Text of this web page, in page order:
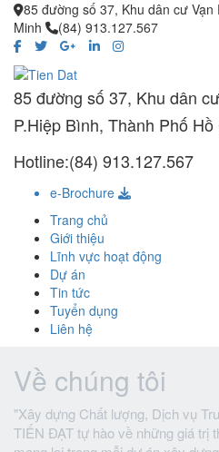
85 đường số 37, Khu dân cư Vạn
Minh
(84) 913.127.567
85 đường số 37, Khu dân
P.Hiệp Bình, Thành Phố
Hotline:(84) 913.127.567
e-Brochure
Trang chủ
Giới thiệu
Lĩnh vực hoạt động
Dự án
Tin tức
Tuyển dụng
Liên hệ
Về chúng tôi
"Xây dựng Chất lượng, Dịch vụ
TIẾN ĐẠT tự hào về những giá trị